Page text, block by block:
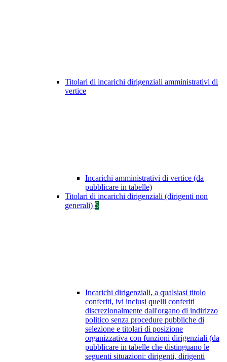
Titolari di incarichi dirigenziali amministrativi di
vertice
Incarichi amministrativi di vertice (da
pubblicare in tabelle)
Titolari di incarichi dirigenziali (dirigenti non
generali) 5
Incarichi dirigenziali, a qualsiasi titolo
conferiti, ivi inclusi quelli conferiti
discrezionalmente dall'organo di indirizzo
politico senza procedure pubbliche di
selezione e titolari di posizione
organizzativa con funzioni dirigenziali (da
pubblicare in tabelle che distinguano le
seguenti situazioni: dirigenti, dirigenti